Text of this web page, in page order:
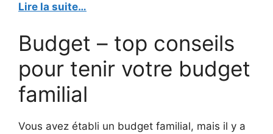
Lire la suite…
Budget – top conseils
pour tenir votre budget
familial
Vous avez établi un budget familial, mais il y a